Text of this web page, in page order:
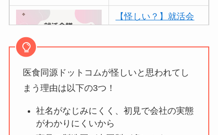
【怪しい？】就活会
アトムクリニックは
本当？
医食同源ドットコムが怪しいと思われてし
まう理由は以下の3つ！
社名がなじみにくく、初見で会社の実態
がわかりにくいから